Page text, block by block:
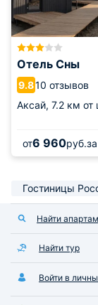
Отель Сны
9.810 отзывов
Аксай, 7.2 км от
от6 960руб.
Гостиницы
Найти
Найти тур
Войти в